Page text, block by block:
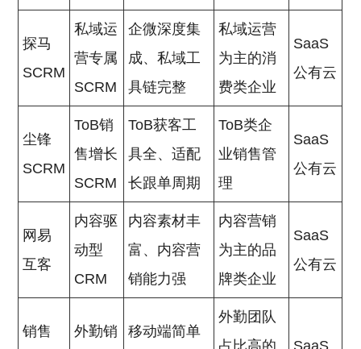
探马
SCRM
私域运
营专属
SCRM
企微深度集
成、私域工
具链完整
私域运营
为主的消
费类企业
SaaS
公有云
尘锋
SCRM
ToB销
售增长
SCRM
ToB获客工
具全、适配
长跟单周期
ToB类企
业销售管
理
SaaS
公有云
网易
互客
内容驱
动型
CRM
内容素材丰
富、内容营
销能力强
内容营销
为主的品
牌类企业
SaaS
公有云
销售
外勤销
移动端简单
外勤团队
占比高的
SaaS